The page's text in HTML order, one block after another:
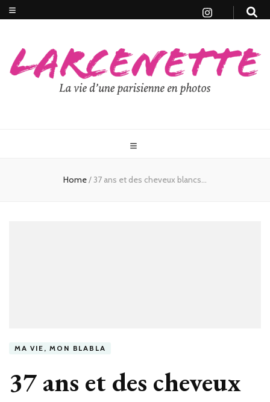
Home/37 ans et des cheveux blancs…
MA VIE, MON BLABLA
37 ans et des cheveux